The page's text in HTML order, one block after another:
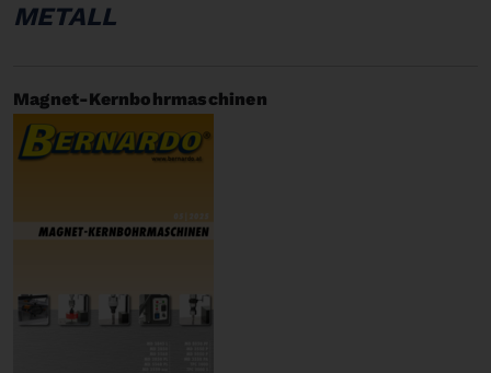
METALL
Magnet-Kernbohrmaschinen